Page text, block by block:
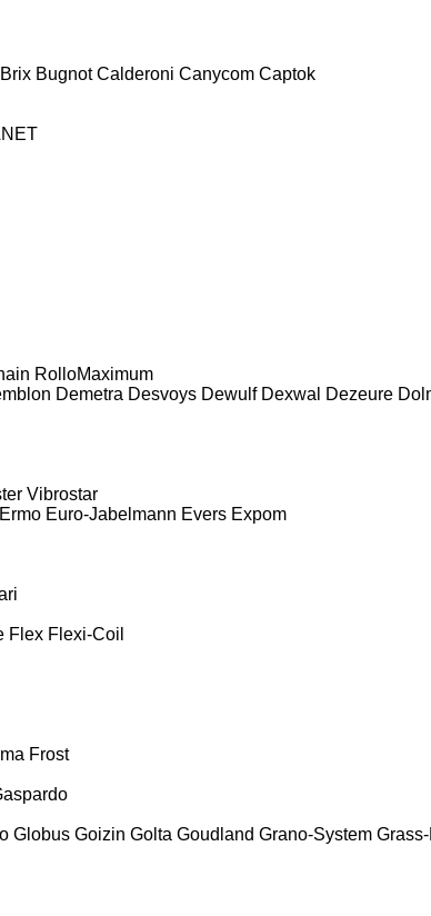
Brix Bugnot Calderoni Canycom Captok
RolloMaximum
Demetra Desvoys Dewulf Dexwal Dezeure
Vibrostar
Ermo Euro-Jabelmann Evers Expom
Flex Flexi-Coil
Frost
Globus Goizin Golta Goudland Grano-System Grass-